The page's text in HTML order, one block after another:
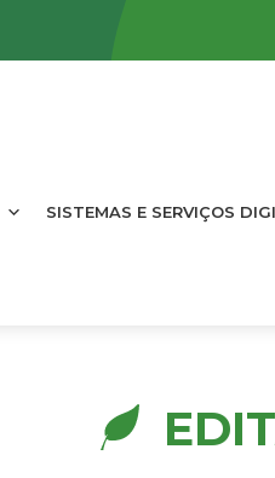
SISTEMAS E SERVIÇOS